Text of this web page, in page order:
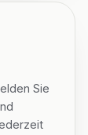
Sie